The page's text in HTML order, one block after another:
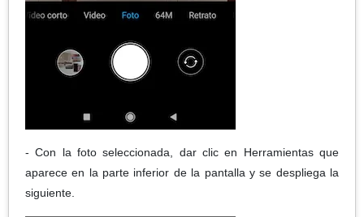
- Con la foto seleccionada, dar clic en Herramientas que
aparece en la parte inferior de la pantalla y se despliega la
siguiente.